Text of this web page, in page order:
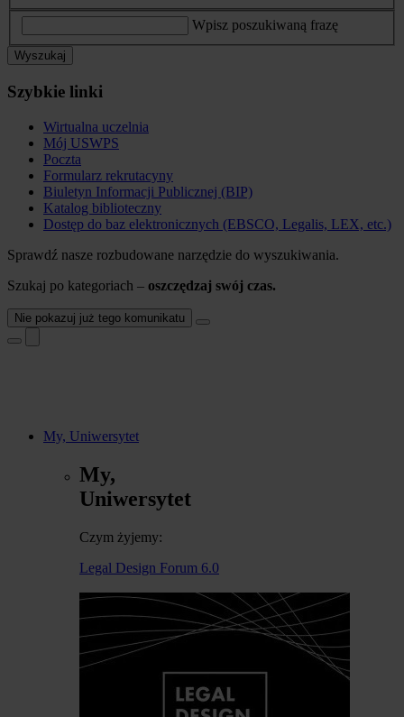
Wpisz poszukiwaną frazę
Wyszukaj
Szybkie linki
Wirtualna uczelnia
Mój USWPS
Poczta
Formularz rekrutacyny
Biuletyn Informacji Publicznej (BIP)
Katalog biblioteczny
Dostęp do baz elektronicznych (EBSCO, Legalis, LEX, etc.)
Sprawdź nasze rozbudowane narzędzie do wyszukiwania.
Szukaj po kategoriach – oszczędzaj swój czas.
Nie pokazuj już tego komunikatu
My, Uniwersytet
My,
Uniwersytet
Czym żyjemy:
Legal Design Forum 6.0